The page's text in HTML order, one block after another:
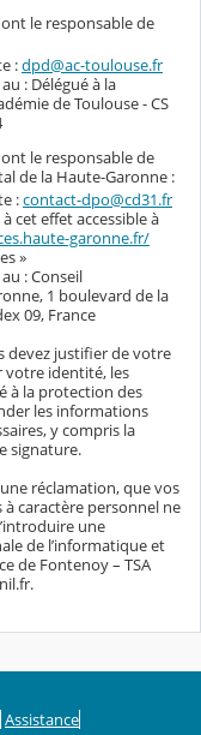
le responsable de
:dpd@ac-toulouse.fr
: Délégué à la
de Toulouse - CS
le responsable de
de la Haute-Garonne :
:contact-dpo@cd31.fr
cet effet accessible à
garonne.fr/
»
: Conseil
1 boulevard de la
09, France
devez justifier de votre
votre identité, les
à la protection des
les informations
y compris la
signature.
réclamation, que vos
caractère personnel ne
une
de l’informatique et
de Fontenoy – TSA
Assistance